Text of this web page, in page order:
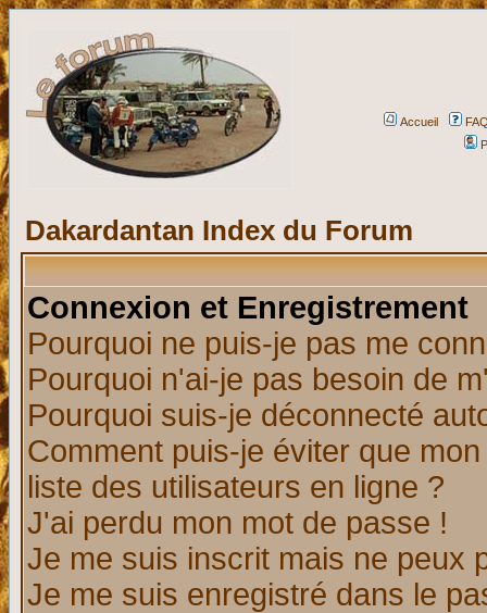
Accueil
Dakardantan Index du Forum
Connexion et Enregistrement
Pourquoi ne puis-je pas me
Pourquoi n'ai-je pas besoin de
Pourquoi suis-je déconnecté
Comment puis-je éviter que
liste des utilisateurs en ligne ?
J'ai perdu mon mot de passe !
Je me suis inscrit mais ne peux
Je me suis enregistré dans le